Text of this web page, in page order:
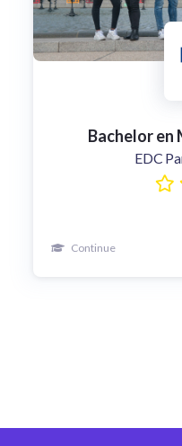
Bachelor en
EDC
Continue